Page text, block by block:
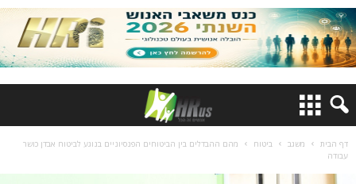
דף הבית משגב ביטוח
מהם ההבדלים בין הביטוחים הפנסיוניים בנוגע לביטוח אבדן כושר
עבודה